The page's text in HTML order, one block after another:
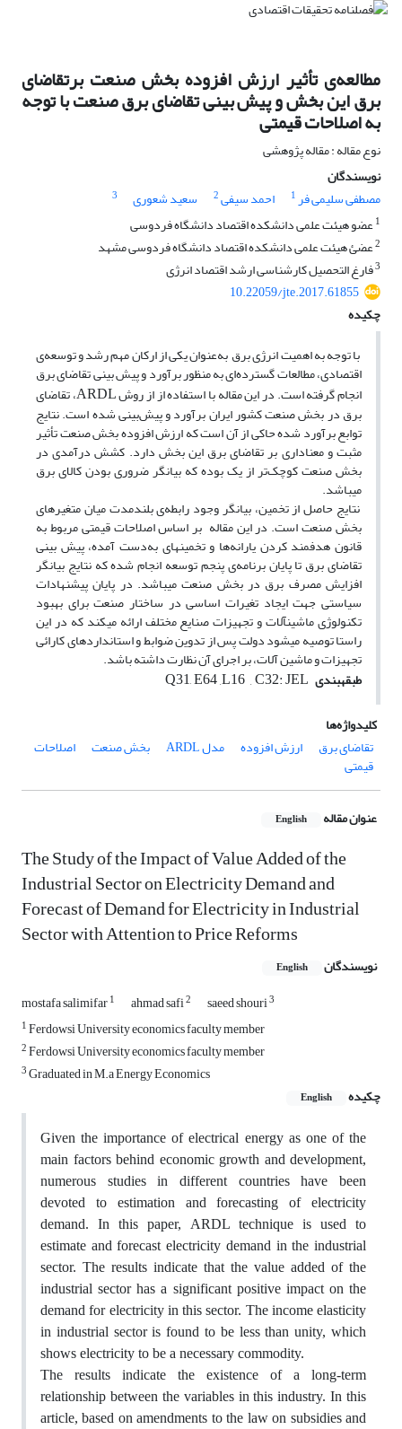
مطالعه‌ی تأثیر ارزش افزوده بخش صنعت برتقاضای
برق این بخش و پیش بینی تقاضای برق صنعت با توجه
به اصلاحات قیمتی
نوع مقاله : مقاله پژوهشی
نویسندگان
مصطفی سلیمی فر1 احمد سیفی2 سعید شعوری
3
1عضو هیئت علمی دانشکده اقتصاد دانشگاه فردوسی
2عضئ هیئت علمی دانشکده اقتصاد دانشگاه فردوسی مشهد
3فارغ التحصیل کارشناسی ارشد اقتصاد انرژی
10.22059/jte.2017.61855
چکیده
با توجه به اهمیت انرژی برق به‌عنوان یکی از ارکان مهم رشد و توسعه‌ی
اقتصادی، مطالعات گسترده‌ای به منظور برآورد و پیش بینی تقاضای برق
انجام گرفته است. در این مقاله با استفاده از از روشARDL، تقاضای
برق در بخش صنعت کشور ایران برآورد و پیش‌بینی شده است. نتایج
توابع برآورد شده حاکی از آن است که ارزش افزوده بخش صنعت تأثیر
مثبت و معناداری بر تقاضای برق­ این بخش دارد. کشش درآمدی در
بخش صنعت کوچک‌تر از یک بوده که بیانگر ضروری بودن کالای برق
می‏باشد.
نتایج حاصل از تخمین، بیانگر وجود رابطه‌ی بلندمدت میان متغیرهای
بخش صنعت است. در این مقاله بر اساس اصلاحات قیمتی مربوط به
قانون هدفمند کردن یارانه‌ها و تخمین‏های به‌دست آمده، پیش بینی
تقاضای برق تا پایان برنامه‌ی پنجم توسعه انجام شده که نتایج بیانگر
افزایش مصرف برق در بخش صنعت می­باشد. در پایان پیشنهادات
سیاستی جهت ایجاد تغیرات اساسی در ساختار صنعت برای بهبود
تکنولوژی ماشین‏آلات و تجهیزات صنایع مختلف ارائه می‏کند که در این
راستا توصیه می‏شود دولت پس از تدوین ضوابط و استانداردهای کارائی
تجهیزات و ماشین آلات، بر اجرای آن نظارت داشته باشد.
طبقهبندی Q31,E64 ,L16 , C32: JEL
کلیدواژه‌ها
تقاضای برق
ارزش افزوده مدل ARDL بخش صنعت اصلاحات
قیمتی
عنوان مقاله English
The Study of the Impact of Value Added of the
Industrial Sector on Electricity Demand and
Forecast of Demand for Electricity in Industrial
Sector with Attention to Price Reforms
نویسندگان English
mostafa salimifar1 ahmad safi2 saeed shouri3
1Ferdowsi University economics faculty member
2Ferdowsi University economics faculty member
3Graduated in M.a Energy Economics
چکیده
English
Given the importance of electrical energy as one of the
main factors behind economic growth and development,
numerous studies in different countries have been
devoted to estimation and forecasting of electricity
demand. In this paper, ARDL technique is used to
estimate and forecast electricity demand in the industrial
sector. The results indicate that the value added of the
industrial sector has a significant positive impact on the
demand for electricity in this sector. The income elasticity
in industrial sector is found to be less than unity, which
shows electricity to be a necessary commodity.
The results indicate the existence of a long-term
relationship between the variables in this industry. In this
article, based on amendments to the law on subsidies and